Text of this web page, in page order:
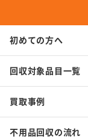
初めての方へ
回収対象品目一覧
買取事例
不用品回収の流れ